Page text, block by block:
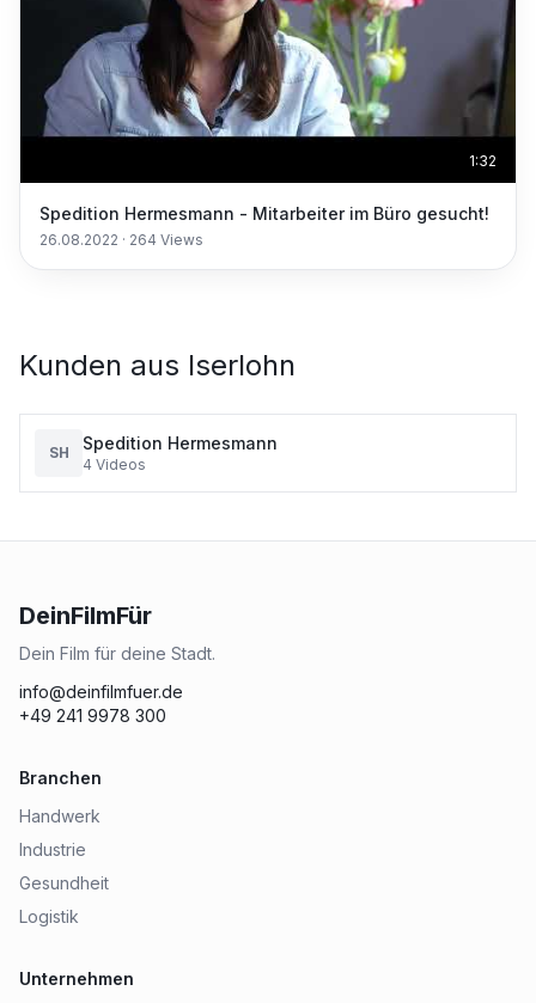
1:32
Spedition Hermesmann - Mitarbeiter im Büro gesucht!
26.08.2022 · 264 Views
Kunden aus Iserlohn
SH Spedition Hermesmann
4 Videos
DeinFilmFür
Dein Film für deine Stadt.
info@deinfilmfuer.de
+49 241 9978 300
Branchen
Handwerk
Industrie
Gesundheit
Logistik
Unternehmen